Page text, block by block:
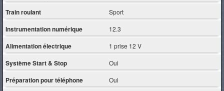
Train roulant Sport
Instrumentation numérique 12.3
Alimentation électrique 1 prise 12 V
Système Start & Stop Oui
Préparation pour téléphone Oui